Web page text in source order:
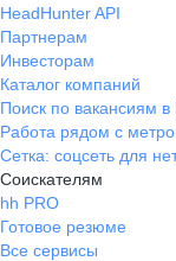
HeadHunter API
Партнерам
Инвесторам
Каталог компаний
Поиск по вакансиям в
Работа рядом с метро
Сетка: соцсеть для
Соискателям
hh PRO
Готовое резюме
Все сервисы